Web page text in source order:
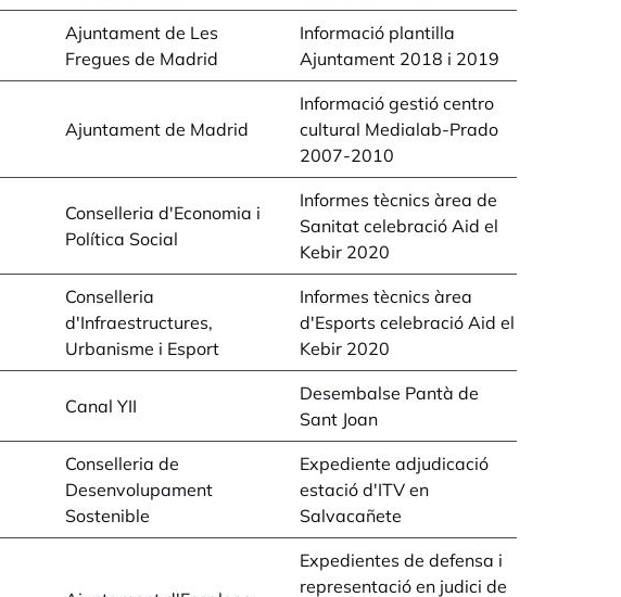
Ajuntament de Les
Fregues de Madrid
Informació plantilla
Ajuntament 2018 i 2019
Ajuntament de Madrid
Informació gestió centro
cultural Medialab-Prado
2007-2010
Conselleria d'Economia i
Política Social
Informes tècnics àrea de
Sanitat celebració Aid el
Kebir 2020
Conselleria
d'Infraestructures,
Urbanisme i Esport
Informes tècnics àrea
d'Esports celebració Aid el
Kebir 2020
Canal YII
Desembalse Pantà de
Sant Joan
Conselleria de
Desenvolupament
Sostenible
Expediente adjudicació
estació d'ITV en
Salvacañete
Expedientes de defensa i
representació en judici de